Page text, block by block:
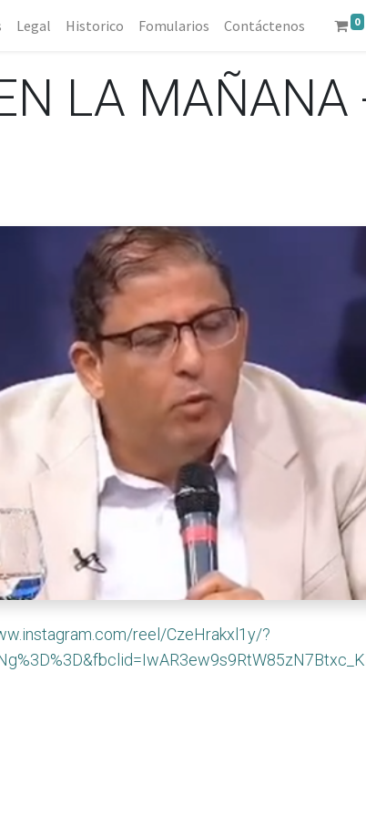
Legal Historico Fomularios Contáctenos 0
LA MAÑANA
reel/CzeHrakxl1y/?